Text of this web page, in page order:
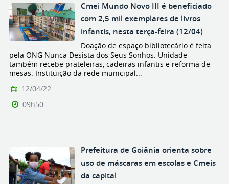
Cmei Mundo Novo III é beneficiado
com 2,5 mil exemplares de livros
infantis, nesta terça-feira (12/04)
Doação de espaço bibliotecário é feita
pela ONG Nunca Desista dos Seus Sonhos. Unidade
também recebe prateleiras, cadeiras infantis e reforma de
mesas. Instituição da rede municipal...
12/04/22
09h50
Prefeitura de Goiânia orienta sobre
uso de máscaras em escolas e Cmeis
da capital